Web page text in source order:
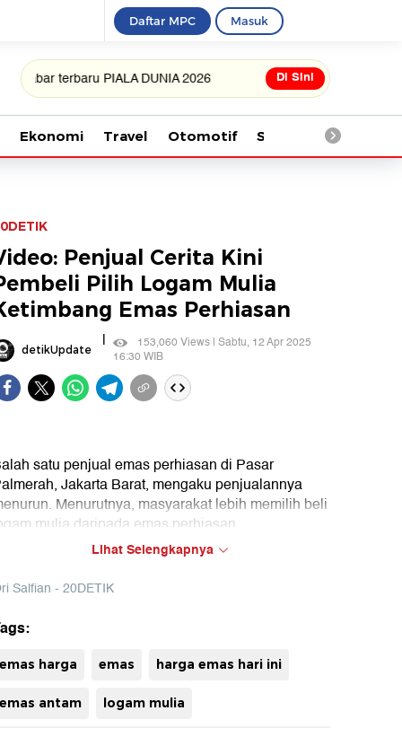
Daftar MPC Masuk
terbaru PIALA DUNIA 2026 Di Sini
Ekonomi Travel Otomotif Saintek
Penjual Cerita Kini
Pilih Logam Mulia
Emas Perhiasan
detikUpdate |
153,060 Views | Sabtu, 12 Apr 2025
16:30 WIB
satu penjual emas perhiasan di Pasar
Jakarta Barat, mengaku penjualannya
Menurutnya, masyarakat lebih memilih beli
mulia daripada emas perhiasan.
Lihat Selengkapnya
Salfian - 20DETIK
emas harga emas harga emas hari ini
emas antam logam mulia